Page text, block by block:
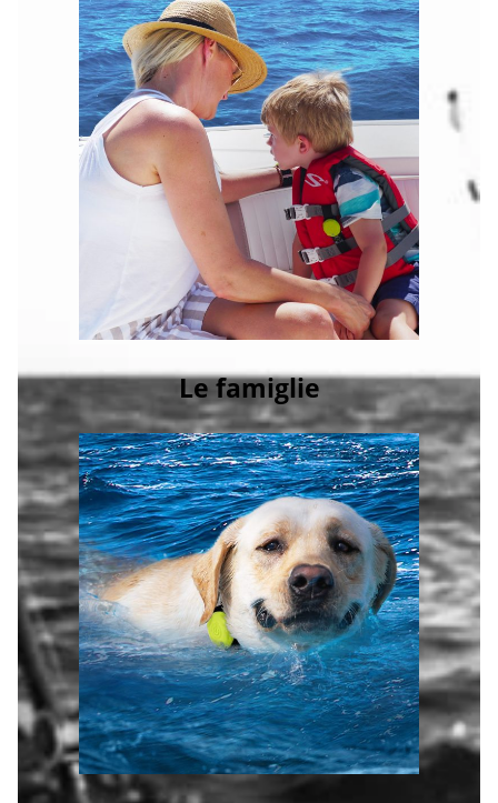
Le famiglie